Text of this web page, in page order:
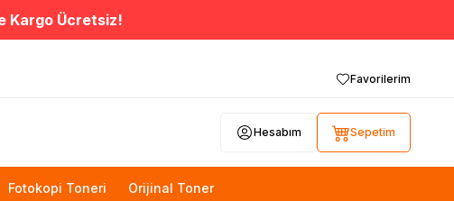
Kargo Ücretsiz!
Favorilerim
Hesabım Sepetim
Fotokopi Toneri Orijinal Toner